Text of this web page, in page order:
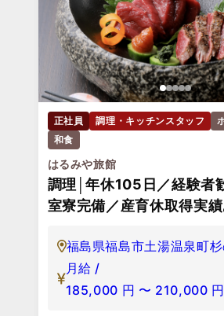
正社員 調理・キッチンスタッフ
和食
はるみや旅館
調理│年休105日／経験者
室寮完備／産育休取得実績
福島県福島市土湯温泉町
月給 /
185,000 円 〜 210,000 円